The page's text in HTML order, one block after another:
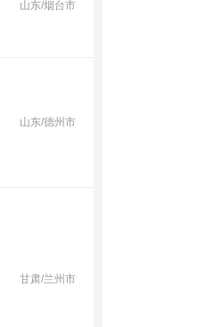
山东/烟台市
山东/德州市
甘肃/兰州市